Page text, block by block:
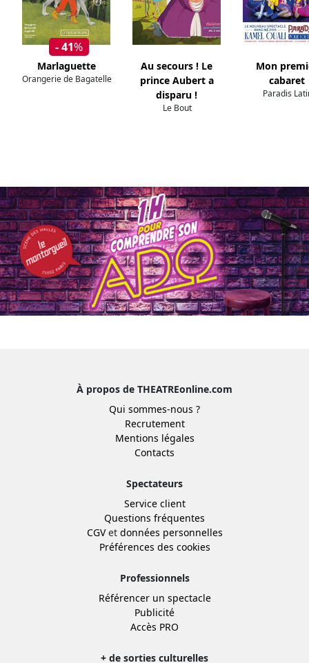
- 41%
Marlaguette
Orangerie de Bagatelle
Au secours ! Le
prince Aubert a
disparu !
Le Bout
Mon
cabaret
Paradis
À propos de THEATREonline.com
Qui sommes-nous ?
Recrutement
Mentions légales
Contacts
Spectateurs
Service client
Questions fréquentes
CGVet données personnelles
Préférences des cookies
Professionnels
Référencer un spectacle
Publicité
Accès PRO
+ de sorties culturelles